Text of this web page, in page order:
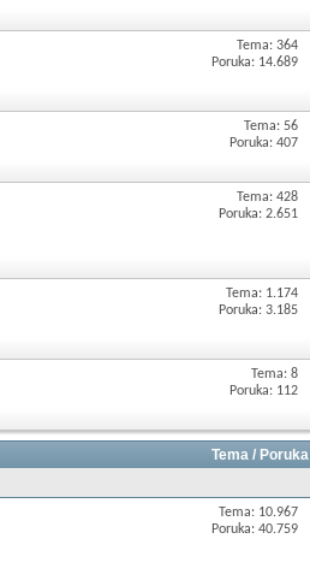
Tema: 364
Poruka: 14.689
Tema: 56
Poruka: 407
Tema: 428
Poruka: 2.651
Tema: 1.174
Poruka: 3.185
Tema: 8
Poruka: 112
Tema / Poruka
Tema: 10.967
Poruka: 40.759